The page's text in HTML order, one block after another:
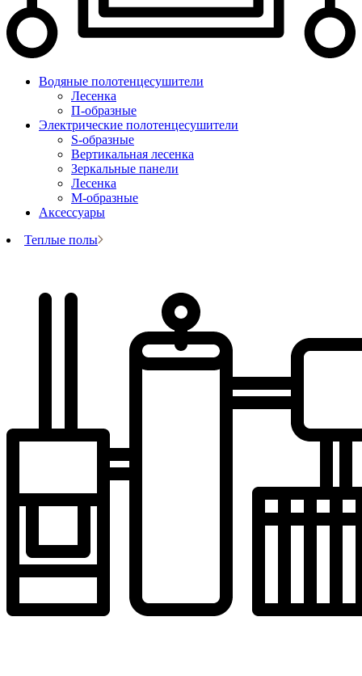
Водяные полотенцесушители
Лесенка
П-образные
Электрические полотенцесушители
S-образные
Вертикальная лесенка
Зеркальные панели
Лесенка
М-образные
Аксессуары
Теплые полы